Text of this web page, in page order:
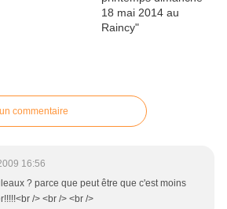
commentaire
16:56
? parce que peut être que c'est moins
/> <br /> <br />